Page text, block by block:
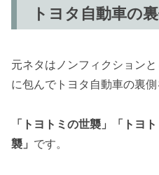
トヨタ自動車の
元ネタはノンフィクション
に包んでトヨタ自動車の裏側
「トヨトミの世襲」「トヨ
襲」 です。